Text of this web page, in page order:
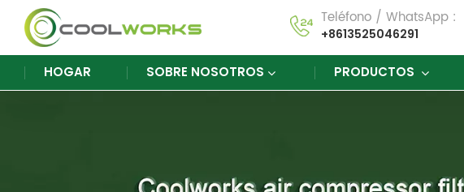
Teléfono / WhatsApp :
+8613525046291
HOGAR SOBRE NOSOTROS PRODUCTOS